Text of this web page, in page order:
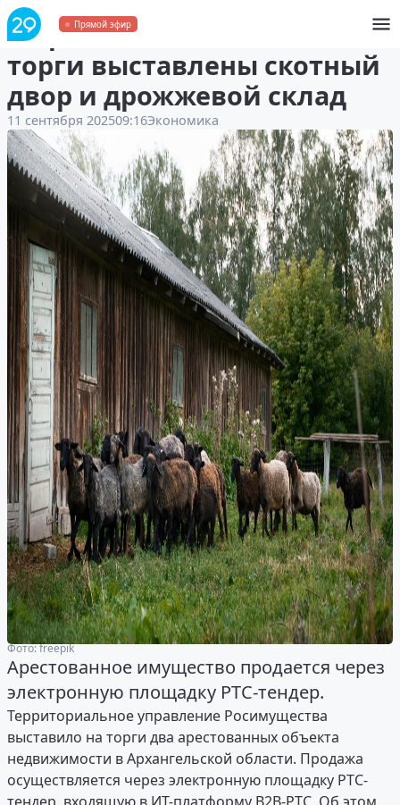
Прямой эфир
В Архангельской области на
торги выставлены скотный
двор и дрожжевой склад
11 сентября 202509:16Экономика
Фото: freepik
Арестованное имущество продается через
электронную площадку РТС-тендер.
Территориальное управление Росимущества
выставило на торги два арестованных объекта
недвижимости в Архангельской области. Продажа
осуществляется через электронную площадку РТС-